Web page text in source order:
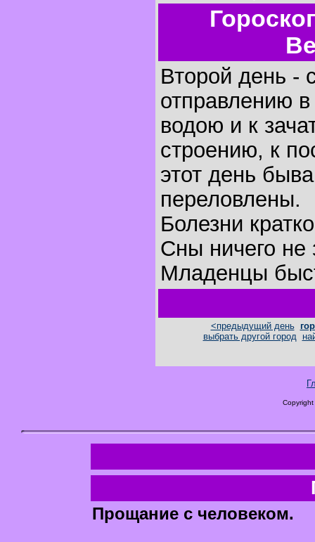
Второй день -
отправлению
водою и к
строению, к
этот день
переловлены.
Болезни
Сны ничего не
Младенцы
<предыдущий день
выбрать другой город
Прощание с человеком.